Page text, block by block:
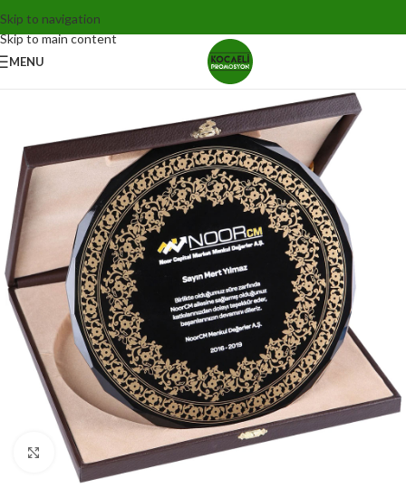
Skip to navigation
Skip to main content
MENU
Click to enlarge